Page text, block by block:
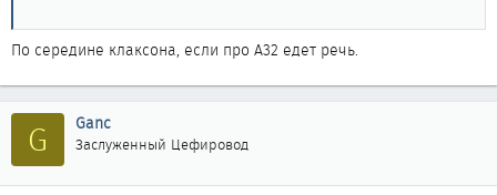
По середине клаксона, если про А32 едет речь.
G Ganc
Заслуженный Цефировод